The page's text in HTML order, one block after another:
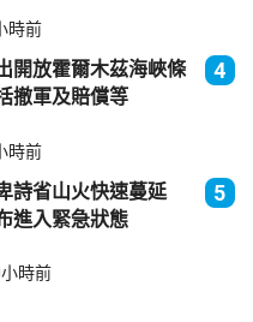
時前
開放霍爾木茲海峽條
軍及賠償等
4
時前
詩省山火快速蔓延
進入緊急狀態
5
時前